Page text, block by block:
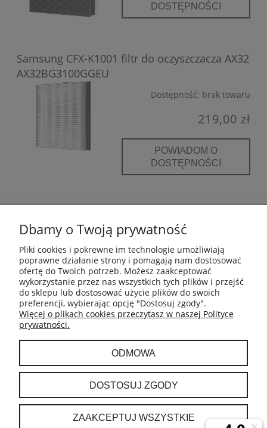
DOSTĘPNOŚCI
Samsung CFX-K1001 filtr do oczyszczacza AX32
AX32BG3100GGEU
Dostępność: brak towaru
219,00 zł
POWIADOM O
DOSTĘPNOŚCI
INFORMACJE
PŁATNOŚCI I DOSTAWA
GWARANCJA I ZWROTY
MOJE KONTO
O NAS
Dbamy o Twoją prywatność
Pliki cookies i pokrewne im technologie umożliwiają
poprawne działanie strony i pomagają nam dostosować
ofertę do Twoich potrzeb. Możesz zaakceptować
wykorzystanie przez nas wszystkich tych plików i przejść
do sklepu lub dostosować użycie plików do swoich
preferencji, wybierając opcję "Dostosuj zgody".
Więcej o plikach cookies przeczytasz w naszej Polityce
prywatności.
ODMOWA
DOSTOSUJ ZGODY
ZAAKCEPTUJ WSZYSTKIE